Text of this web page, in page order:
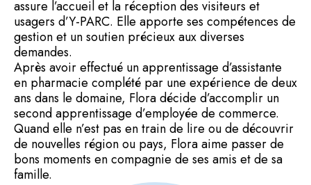
assure l’accueil et la réception des visiteurs et
usagers d’Y-PARC. Elle apporte ses compétences de
gestion et un soutien précieux aux diverses
demandes.
Après avoir effectué un apprentissage d’assistante
en pharmacie complété par une expérience de deux
ans dans le domaine, Flora décide d’accomplir un
second apprentissage d’employée de commerce.
Quand elle n’est pas en train de lire ou de découvrir
de nouvelles région ou pays, Flora aime passer de
bons moments en compagnie de ses amis et de sa
famille.